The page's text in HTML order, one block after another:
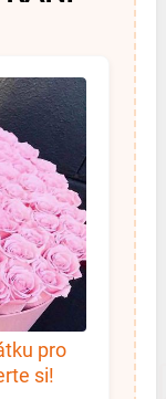
pro
si!